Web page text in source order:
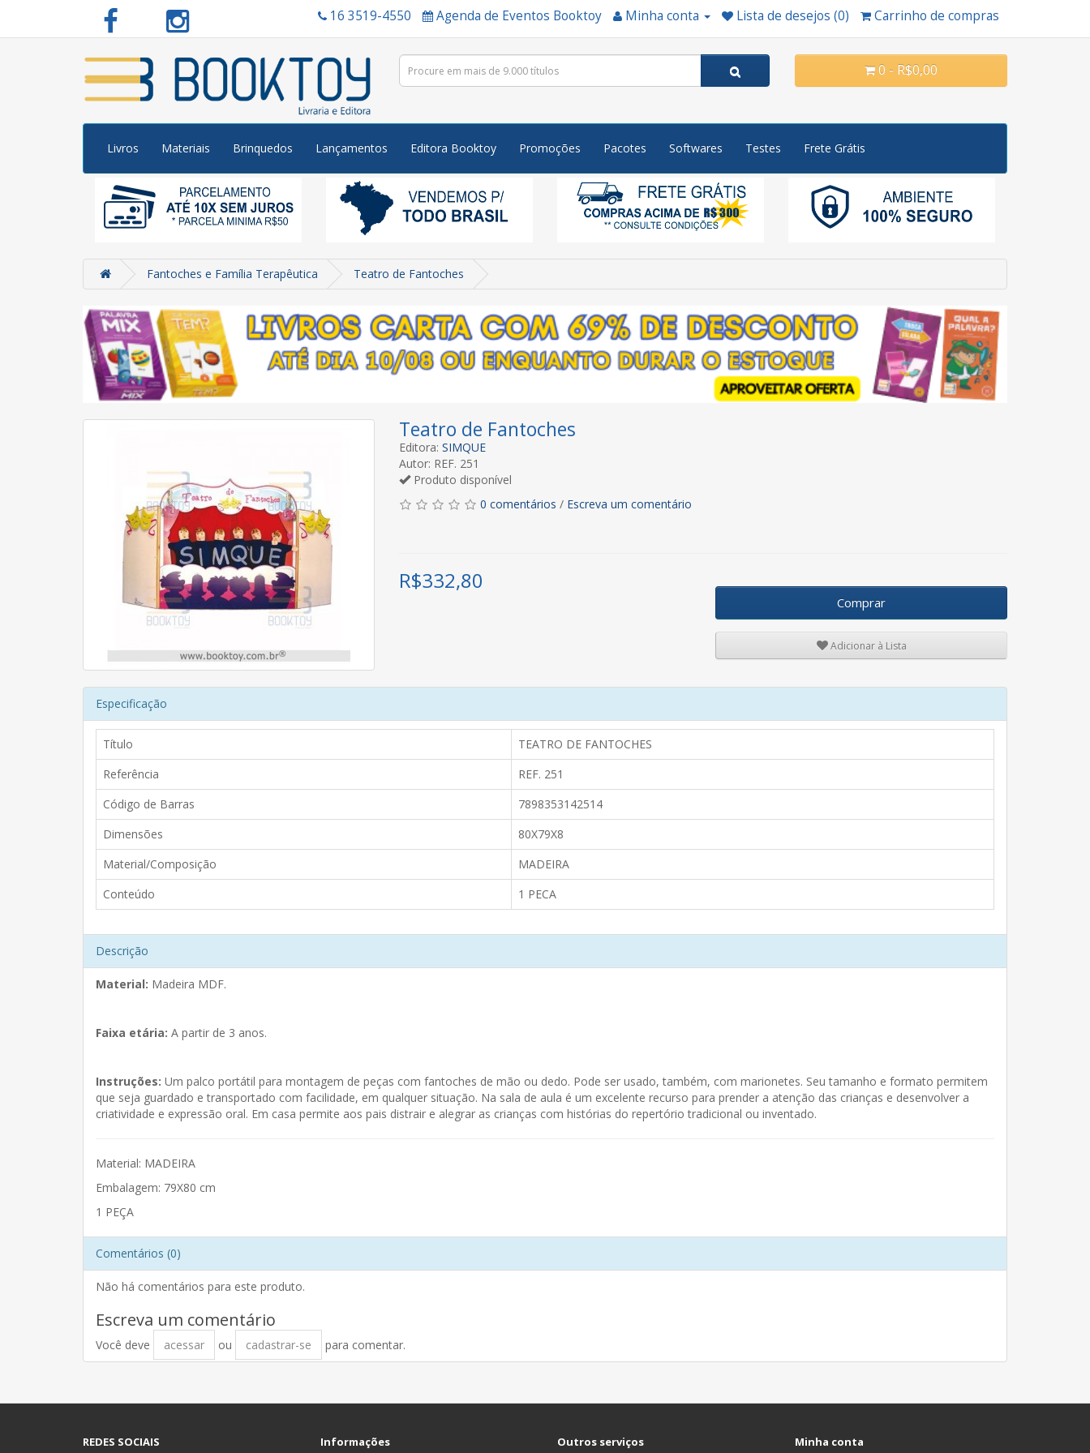
16 3519-4550 Agenda de Eventos Booktoy Minha conta Lista de desejos (0) Carrinho de compras
0 - R$0,00
Livros Materiais Brinquedos Lançamentos Editora Booktoy Promoções Pacotes Softwares Testes Frete Grátis
Fantoches e Família Terapêutica Teatro de Fantoches
Teatro de Fantoches
Editora: SIMQUE
Autor: REF. 251
Produto disponível
0 comentários / Escreva um comentário
R$332,80
Comprar
Adicionar à Lista
Especificação
Título
TEATRO DE FANTOCHES
Referência
REF. 251
Código de Barras
7898353142514
Dimensões
80X79X8
Material/Composição
MADEIRA
Conteúdo
1 PECA
Descrição
Material: Madeira MDF.
Faixa etária: A partir de 3 anos.
Instruções: Um palco portátil para montagem de peças com fantoches de mão ou dedo. Pode ser usado, também, com marionetes. Seu tamanho e formato permitem
que seja guardado e transportado com facilidade, em qualquer situação. Na sala de aula é um excelente recurso para prender a atenção das crianças e desenvolver a
criatividade e expressão oral. Em casa permite aos pais distrair e alegrar as crianças com histórias do repertório tradicional ou inventado.
Material: MADEIRA
Embalagem: 79X80 cm
1 PEÇA
Comentários (0)
Não há comentários para este produto.
Escreva um comentário
Você deve acessar ou cadastrar-se para comentar.
REDES SOCIAIS Informações Outros serviços Minha conta